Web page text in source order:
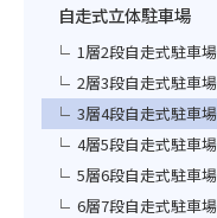
自走式立体駐車場
1層2段自走式駐車場
2層3段自走式駐車場
3層4段自走式駐車場
4層5段自走式駐車場
5層6段自走式駐車場
6層7段自走式駐車場